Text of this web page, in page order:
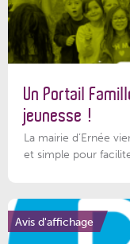
Un Portail
jeunesse !
La mairie d’Ernée
et simple pour
Avis d'affichage